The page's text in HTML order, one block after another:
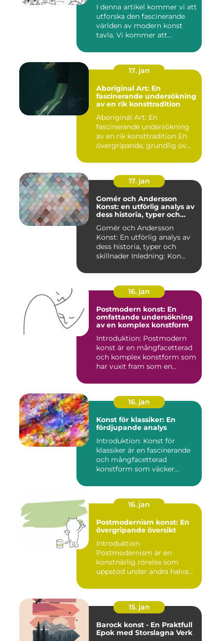
I denna artikel kommer vi att
utforska den fascinerande
världen av modern konst
tavla. Vi kommer att...
17. jan
Aboriginal Art: En
fascinerande undersökning
av en rik konsttradition
Aboriginal Art: En
fascinerande undersökning
av en rik konsttradition En
övergripande, grundlig öv...
17. jan
Gomér och Andersson
Konst: en utförlig analys av
dess historia, typer och
Gomér och Andersson
Konst: En utförlig analys av
dess historia, typer och
skillnader Inledning: Kon...
16. jan
Postmodern konst: En
omfattande undersökning
av en komplex konstform
Introduktion: Postmodern
konst är en mångfacetterad
och komplex konstform som
har vuxit fram som en...
16. jan
Konst för klassiker: En
fördjupande analys
Introduktion: Konst för
klassiker är en fascinerande
och mångfacetterad
konstform som väcker
16. jan
Postmodernism konst: En
övergripande översikt
Introduktion
Postmodernism är en
konstnärlig rörelse som
uppstod under andra halvan
15. jan
Barock konst - En Praktfull
Epok med Storslagna Verk